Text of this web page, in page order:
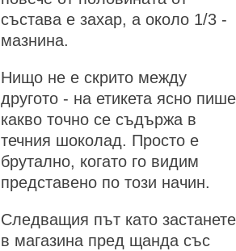
състава е захар, а около 1/3 -
мазнина.
Нищо не е скрито между
другото - на етикета ясно пише
какво точно се съдържа в
течния шоколад. Просто е
брутално, когато го видим
представено по този начин.
Следващия път като застанете
в магазина пред щанда със